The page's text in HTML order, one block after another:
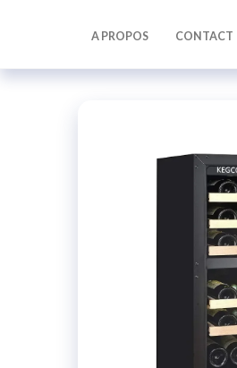
A PROPOS CONTACT